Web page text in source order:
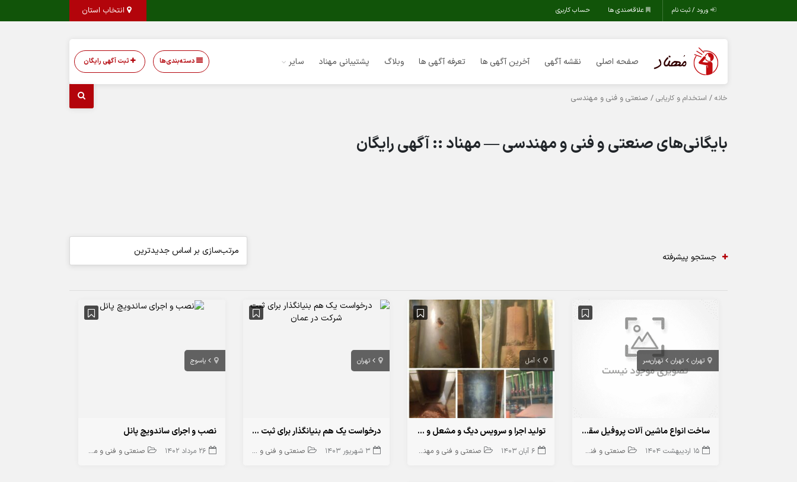
ورود / ثبت نام علاقه‌مندی ها حساب کاربری
صفحه اصلی نقشه آگهی آخرین آگهی ها تعرفه آگهی ها وبلاگ پشتیبانی مهناد سایر دسته‌بندی‌ها ثبت آگهی رایگان
خانه / استخدام و کاریابی / صنعتی و فنی و مهندسی
بایگانی‌های صنعتی و فنی و مهندسی — مهناد :: آگهی رایگان
جستجو پیشرفته
تهران تهران تهران‌سر
ساخت انواع ماشین آلات پروفیل سقف کاذب ( F47-U36-L25 و استاد و رانر )
15 اردیبهشت 1404 صنعتی و فنی و مهندسی
آمل
تولید اجرا و سرویس دیگ و مشعل و منبع دوجداره آب گرم کن آمل
6 آبان 1403 صنعتی و فنی و مهندسی
تهران
درخواست یک هم بنیانگذار برای ثبت شرکت در عمان
3 شهریور 1403 صنعتی و فنی و مهندسی
ياسوج
نصب و اجرای ساندویچ پانل
26 مرداد 1402 صنعتی و فنی و مهندسی